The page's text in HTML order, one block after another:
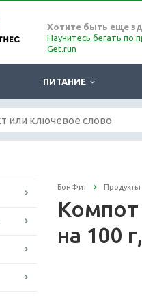
Хотите быть еще
Научитесь бегать по
Get.run
ПИТАНИЕ
БонФит Продукты
Компот
на 100